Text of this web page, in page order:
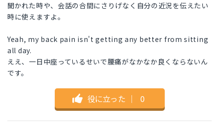
聞かれた時や、会話の合間にさりげなく自分の近況を伝えたい
時に使えますよ。
Yeah, my back pain isn't getting any better from sitting
all day.
ええ、一日中座っているせいで腰痛がなかなか良くならないん
です。
役に立った ｜ 0